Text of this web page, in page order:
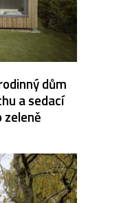
dům
a sedací
zeleně